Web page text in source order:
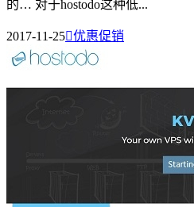
的… 对于hostodo这种低...
2017-11-25优惠促销